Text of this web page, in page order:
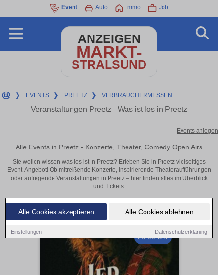
Alle Cookies akzeptieren Alle Cookies ablehnen
Einstellungen Datenschutzerklärung
Event Auto Immo Job
ANZEIGEN
MARKT-
STRALSUND
❯ EVENTS ❯ PREETZ ❯ VERBRAUCHERMESSEN
Veranstaltungen Preetz - Was ist los in Preetz
Events anlegen
Alle Events in Preetz - Konzerte, Theater, Comedy Open Airs
Sie wollen wissen was los ist in Preetz? Erleben Sie in Preetz vielseitiges
Event-Angebot! Ob mitreißende Konzerte, inspirierende Theateraufführungen
oder aufregende Veranstaltungen in Preetz – hier finden alles im Überblick
und Tickets.
20:00 Uhr